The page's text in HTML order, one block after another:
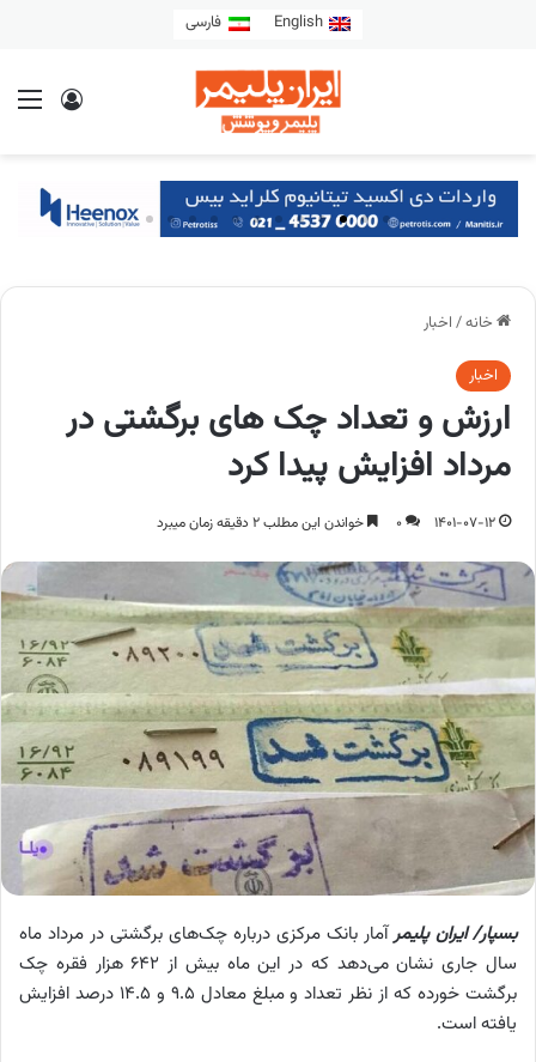
English فارسی
خانه/ اخبار
اخبار
ارزش و تعداد چک های برگشتی در
مرداد افزایش پیدا کرد
1401-07-12
0 خواندن این مطلب 2 دقیقه زمان میبرد
بسپار/ ایران پلیمر آمار بانک مرکزی درباره چک‌های برگشتی در مرداد ماه
سال جاری نشان می‌دهد که در این ماه بیش از ۶۴۲ هزار فقره چک
برگشت خورده که از نظر تعداد و مبلغ معادل ۹.۵ و ۱۴.۵ درصد افزایش
یافته است.